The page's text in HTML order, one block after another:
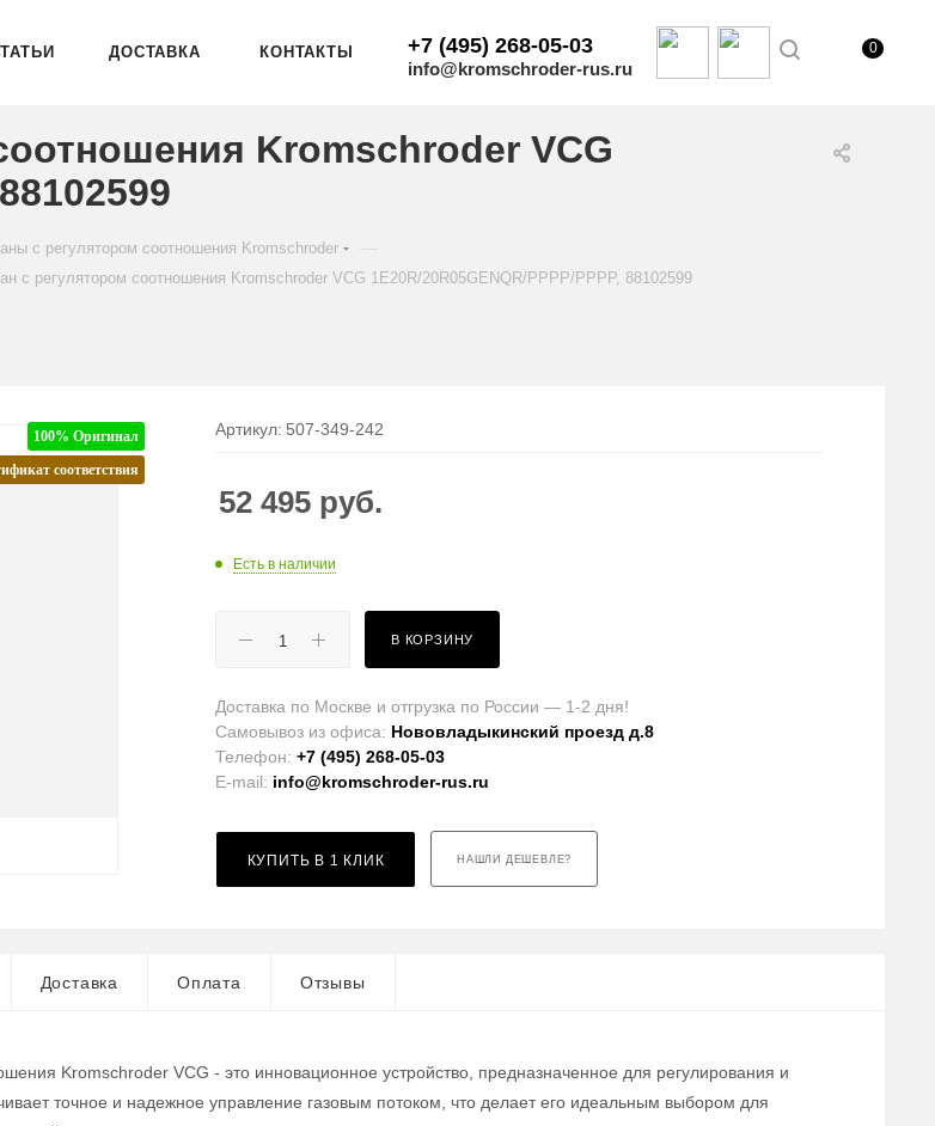
ДОСТАВКА КОНТАКТЫ +7 (495) 268-05-03
info@kromschroder-rus.ru
0
Kromschroder VCG
с регулятором соотношения Kromschroder
с регулятором соотношения Kromschroder VCG 1E20R/20R05GENQR/PPPP/PPPP, 88102599
100% Оригинал
соответствия
Артикул: 507-349-242
52 495 руб.
Есть в наличии
В КОРЗИНУ
Доставка по Москве и отгрузка по России — 1-2 дня!
Самовывоз из офиса: Нововладыкинский проезд д.8
Телефон:+7 (495) 268-05-03
E-mail: info@kromschroder-rus.ru
КУПИТЬ В 1 КЛИК НАШЛИ ДЕШЕВЛЕ?
Доставка Оплата Отзывы
Kromschroder VCG - это инновационное устройство, предназначенное для регулирования и
точное и надежное управление газовым потоком, что делает его идеальным выбором для